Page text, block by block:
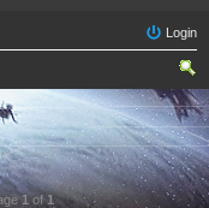
Login
ear
ch
1of1